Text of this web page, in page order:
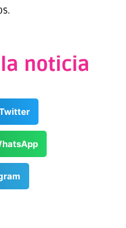
noticia